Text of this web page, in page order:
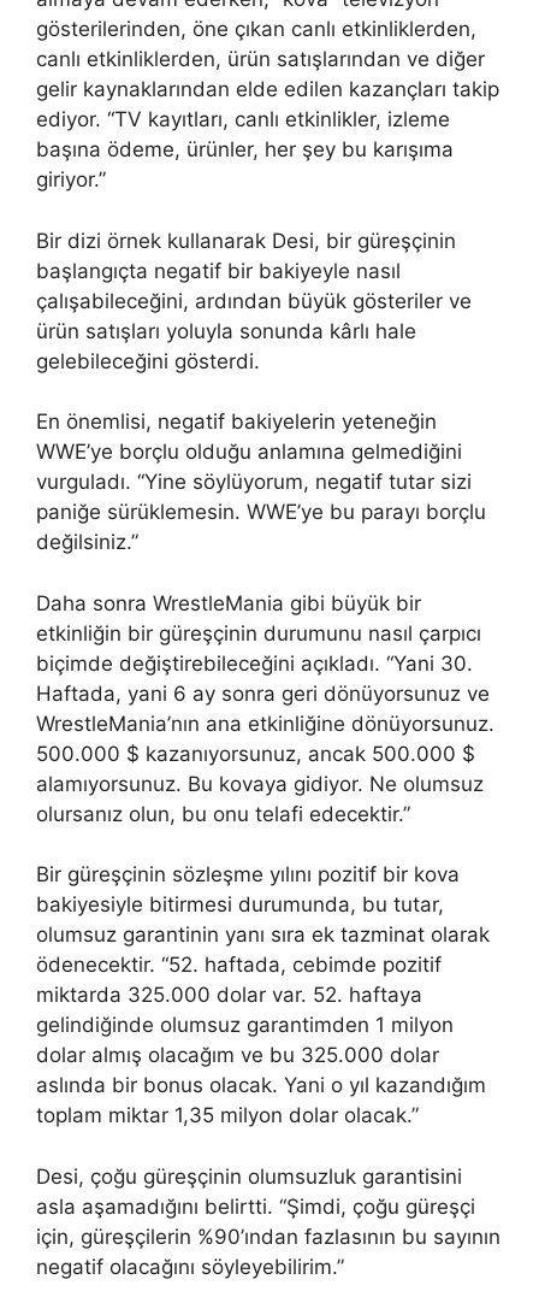
gösterilerinden, öne çıkan canlı etkinliklerden,
canlı etkinliklerden, ürün satışlarından ve diğer
gelir kaynaklarından elde edilen kazançları takip
ediyor. “TV kayıtları, canlı etkinlikler, izleme
başına ödeme, ürünler, her şey bu karışıma
giriyor.”
Bir dizi örnek kullanarak Desi, bir güreşçinin
başlangıçta negatif bir bakiyeyle nasıl
çalışabileceğini, ardından büyük gösteriler ve
ürün satışları yoluyla sonunda kârlı hale
gelebileceğini gösterdi.
En önemlisi, negatif bakiyelerin yeteneğin
WWE’ye borçlu olduğu anlamına gelmediğini
vurguladı. “Yine söylüyorum, negatif tutar sizi
paniğe sürüklemesin. WWE’ye bu parayı borçlu
değilsiniz.”
Daha sonra WrestleMania gibi büyük bir
etkinliğin bir güreşçinin durumunu nasıl çarpıcı
biçimde değiştirebileceğini açıkladı. “Yani 30.
Haftada, yani 6 ay sonra geri dönüyorsunuz ve
WrestleMania’nın ana etkinliğine dönüyorsunuz.
500.000 $ kazanıyorsunuz, ancak 500.000 $
alamıyorsunuz. Bu kovaya gidiyor. Ne olumsuz
olursanız olun, bu onu telafi edecektir.”
Bir güreşçinin sözleşme yılını pozitif bir kova
bakiyesiyle bitirmesi durumunda, bu tutar,
olumsuz garantinin yanı sıra ek tazminat olarak
ödenecektir. “52. haftada, cebimde pozitif
miktarda 325.000 dolar var. 52. haftaya
gelindiğinde olumsuz garantimden 1 milyon
dolar almış olacağım ve bu 325.000 dolar
aslında bir bonus olacak. Yani o yıl kazandığım
toplam miktar 1,35 milyon dolar olacak.”
Desi, çoğu güreşçinin olumsuzluk garantisini
asla aşamadığını belirtti. “Şimdi, çoğu güreşçi
için, güreşçilerin %90’ından fazlasının bu sayının
negatif olacağını söyleyebilirim.”